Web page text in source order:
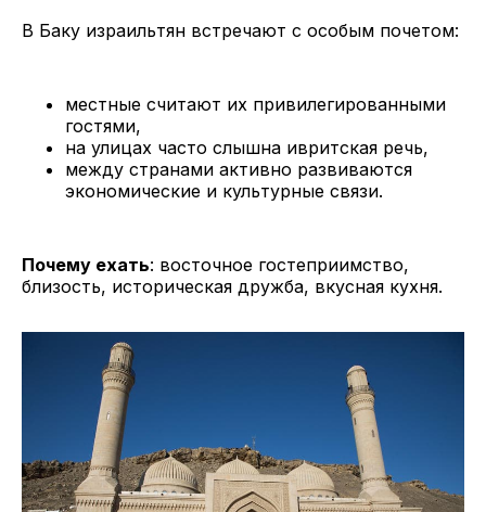
В Баку израильтян встречают с особым почетом:
местные считают их привилегированными
гостями,
на улицах часто слышна ивритская речь,
между странами активно развиваются
экономические и культурные связи.
Почему ехать: восточное гостеприимство,
близость, историческая дружба, вкусная кухня.